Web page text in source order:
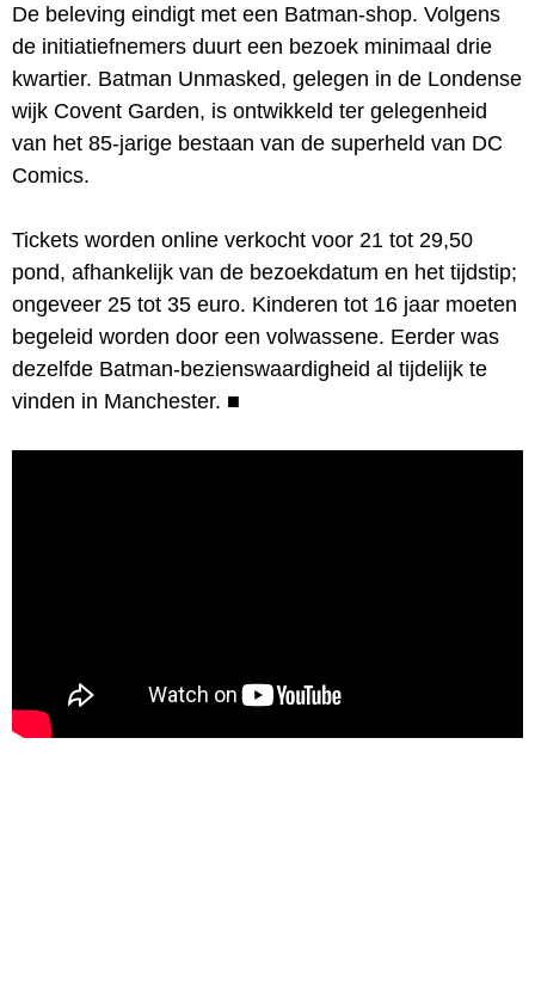
De beleving eindigt met een Batman-shop. Volgens
de initiatiefnemers duurt een bezoek minimaal drie
kwartier. Batman Unmasked, gelegen in de Londense
wijk Covent Garden, is ontwikkeld ter gelegenheid
van het 85-jarige bestaan van de superheld van DC
Comics.
Tickets worden online verkocht voor 21 tot 29,50
pond, afhankelijk van de bezoekdatum en het tijdstip;
ongeveer 25 tot 35 euro. Kinderen tot 16 jaar moeten
begeleid worden door een volwassene. Eerder was
dezelfde Batman-bezienswaardigheid al tijdelijk te
vinden in Manchester. ■